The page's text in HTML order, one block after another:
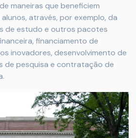
maneiras que beneficiem
através, por exemplo, da
de estudo e outros pacotes
financiamento de
inovadores, desenvolvimento de
de pesquisa e contratação de